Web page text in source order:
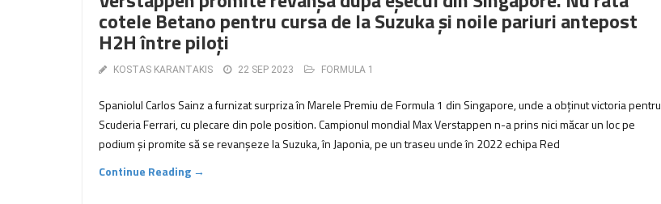
cotele Betano pentru cursa de la Suzuka și noile pariuri antepost
H2H între piloți
KOSTAS KARANTAKIS 22 SEP 2023 FORMULA 1
Spaniolul Carlos Sainz a furnizat surpriza în Marele Premiu de Formula 1 din Singapore, unde a obținut victoria pentru
Scuderia Ferrari, cu plecare din pole position. Campionul mondial Max Verstappen n-a prins nici măcar un loc pe
podium și promite să se revanșeze la Suzuka, în Japonia, pe un traseu unde în 2022 echipa Red
Continue Reading →